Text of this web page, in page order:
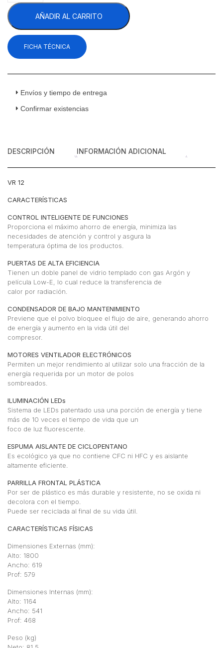
1024229
Refrigerador
Vertical
Puerta
Cristal
Cúbicos
AÑADIR AL CARRITO
FICHA TÉCNICA
Envíos y tiempo de entrega
Confirmar existencias
DESCRIPCIÓN INFORMACIÓN ADICIONAL
VR 12
CARACTERÍSTICAS
CONTROL INTELIGENTE DE FUNCIONES
Proporciona el máximo ahorro de energía, minimiza las
necesidades de atención y control y asgura la
temperatura óptima de los productos.
PUERTAS DE ALTA EFICIENCIA
Tienen un doble panel de vidrio templado con gas Argón y
película Low-E, lo cual reduce la transferencia de
calor por radiación.
CONDENSADOR DE BAJO MANTENIMIENTO
Previene que el polvo bloquee el flujo de aire, generando ahorro
de energía y aumento en la vida útil del
compresor.
MOTORES VENTILADOR ELECTRÓNICOS
Permiten un mejor rendimiento al utilizar solo una fracción de la
energía requerida por un motor de polos
sombreados.
ILUMINACIÓN LEDs
Sistema de LEDs patentado usa una porción de energía y tiene
más de 10 veces el tiempo de vida que un
foco de luz fluorescente.
ESPUMA AISLANTE DE CICLOPENTANO
Es ecológico ya que no contiene CFC ni HFC y es aislante
altamente eficiente.
PARRILLA FRONTAL PLÁSTICA
Por ser de plástico es más durable y resistente, no se oxida ni
decolora con el tiempo.
Puede ser reciclada al final de su vida útil.
CARACTERÍSTICAS FÍSICAS
Dimensiones Externas (mm):
Alto: 1800
Ancho: 619
Prof: 579
Dimensiones Internas (mm):
Alto: 1164
Ancho: 541
Prof: 468
Peso (kg)